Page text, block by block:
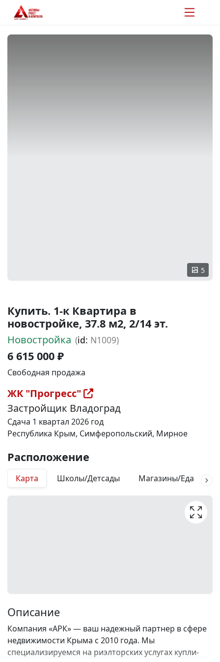
5
Купить. 1-к Квартира в
новостройке, 37.8 м2, 2/14 эт.
Новостройка (id: N1009)
6 615 000 ₽
Свободная продажа
ЖК "Прогресс"
Застройщик Владоград
Сдача 1 квартал 2026 год
Республика Крым, Симферопольский, Мирное
Расположение
Карта Школы/Детсады Магазины/Еда
Описание
Компания «АРК» — ваш надежный партнер в сфере
недвижимости Крыма с 2010 года. Мы
специализируемся на риэлторских услугах купли-